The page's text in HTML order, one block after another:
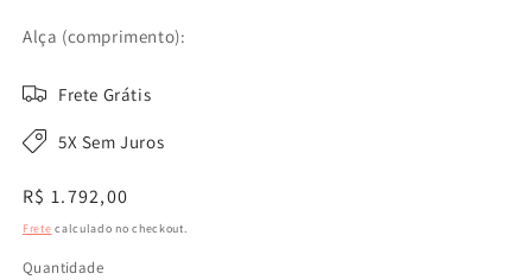
Alça (comprimento):
Frete Grátis
5X Sem Juros
Preço
normal
R$ 1.792,00
Frete calculado no checkout.
Quantidade